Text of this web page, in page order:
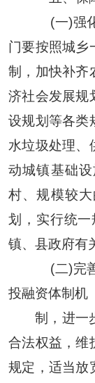
(一)强
门要按照城乡
制，加快补齐
济社会发展规
设规划等各类
水垃圾处理、
动城镇基础
村、规模较
划，实行统一
镇、县政府有
(二)完
投融资体制机
制，进一
合法权益，维
规定，适当放